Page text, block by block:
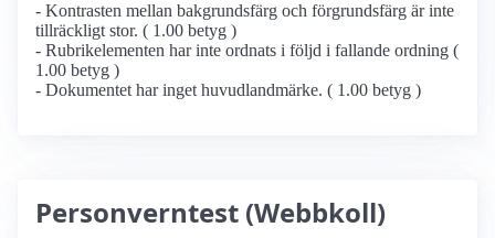
- Kontrasten mellan bakgrundsfärg och förgrundsfärg är inte
tillräckligt stor. ( 1.00 betyg )
- Rubrikelementen har inte ordnats i följd i fallande ordning (
1.00 betyg )
- Dokumentet har inget huvudlandmärke. ( 1.00 betyg )
Personverntest (Webbkoll)